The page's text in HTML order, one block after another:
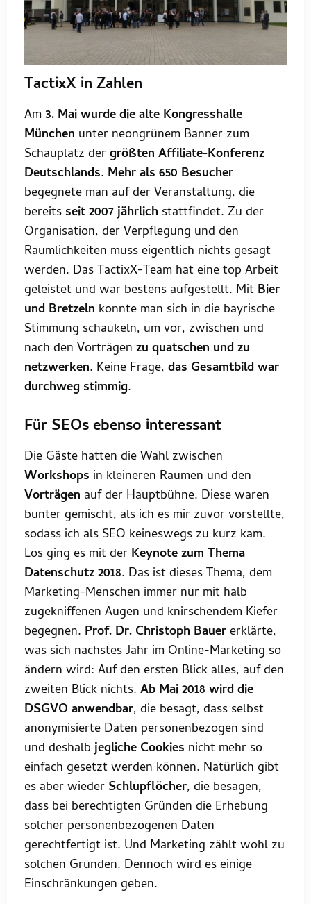
TactixX in Zahlen
Am 3. Mai wurde die alte Kongresshalle
München unter neongrünem Banner zum
Schauplatz dergrößten Affiliate-Konferenz
Deutschlands. Mehr als 650 Besucher
begegnete man auf der Veranstaltung, die
bereits seit 2007 jährlich stattfindet. Zu der
Organisation, der Verpflegung und den
Räumlichkeiten muss eigentlich nichts gesagt
werden. Das TactixX-Team hat eine top Arbeit
geleistet und war bestens aufgestellt. Mit Bier
und Bretzeln konnte man sich in die bayrische
Stimmung schaukeln, um vor, zwischen und
nach den Vorträgen zu quatschen und zu
netzwerken. Keine Frage, das Gesamtbild war
durchweg stimmig.
Für SEOs ebenso interessant
Die Gäste hatten die Wahl zwischen
Workshops in kleineren Räumen und den
Vorträgen auf der Hauptbühne. Diese waren
bunter gemischt, als ich es mir zuvor vorstellte,
sodass ich als SEO keineswegs zu kurz kam.
Los ging es mit der Keynote zum Thema
Datenschutz 2018. Das ist dieses Thema, dem
Marketing-Menschen immer nur mit halb
zugekniffenen Augen und knirschendem Kiefer
begegnen. Prof. Dr. Christoph Bauererklärte,
was sich nächstes Jahr im Online-Marketing so
ändern wird: Auf den ersten Blick alles, auf den
zweiten Blick nichts. Ab Mai 2018 wird die
DSGVO anwendbar, die besagt, dass selbst
anonymisierte Daten personenbezogen sind
und deshalbjegliche Cookies nicht mehr so
einfach gesetzt werden können. Natürlich gibt
es aber wieder Schlupflöcher, die besagen,
dass bei berechtigten Gründen die Erhebung
solcher personenbezogenen Daten
gerechtfertigt ist. Und Marketing zählt wohl zu
solchen Gründen. Dennoch wird es einige
Einschränkungen geben.